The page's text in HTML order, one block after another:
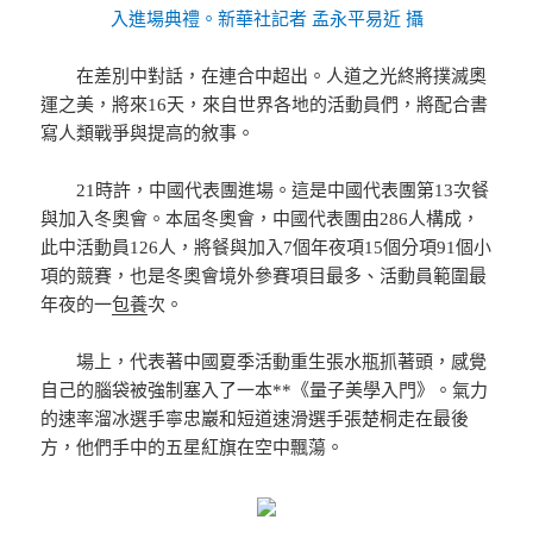
入進場典禮。新華社記者 孟永平易近 攝
在差別中對話，在連合中超出。人道之光終將撲滅奧
運之美，將來16天，來自世界各地的活動員們，將配合書
寫人類戰爭與提高的敘事。
21時許，中國代表團進場。這是中國代表團第13次餐
與加入冬奧會。本屆冬奧會，中國代表團由286人構成，
此中活動員126人，將餐與加入7個年夜項15個分項91個小
項的競賽，也是冬奧會境外參賽項目最多、活動員範圍最
年夜的一包養次。
場上，代表著中國夏季活動重生張水瓶抓著頭，感覺
自己的腦袋被強制塞入了一本**《量子美學入門》。氣力
的速率溜冰選手寧忠巖和短道速滑選手張楚桐走在最後
方，他們手中的五星紅旗在空中飄蕩。